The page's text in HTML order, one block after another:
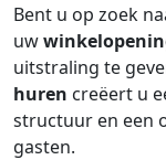
Bent u op zoek
uw
uitstraling te
huren creëert u
structuur en een
gasten.